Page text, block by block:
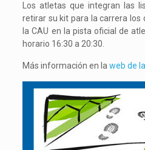
Los atletas que integran las
retirar su kit para la carrera los
la CAU en la pista oficial de
horario 16:30 a 20:30.
Más información en laweb de